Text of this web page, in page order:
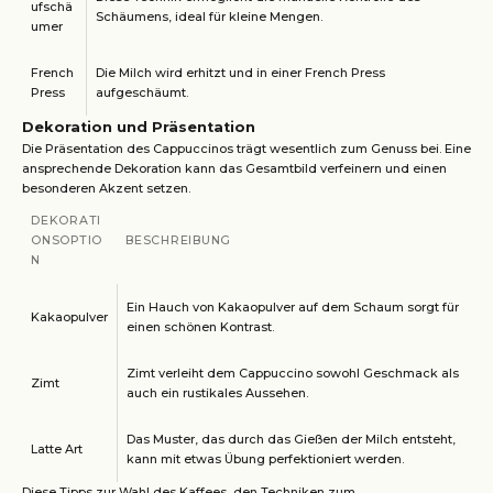
ufschä
umer
Schäumens, ideal für kleine Mengen.
French
Press
Die Milch wird erhitzt und in einer French Press
aufgeschäumt.
Dekoration und Präsentation
Die Präsentation des Cappuccinos trägt wesentlich zum Genuss bei. Eine
ansprechende Dekoration kann das Gesamtbild verfeinern und einen
besonderen Akzent setzen.
DEKORATI
ONSOPTIO
N
BESCHREIBUNG
Kakaopulver
Ein Hauch von Kakaopulver auf dem Schaum sorgt für
einen schönen Kontrast.
Zimt
Zimt verleiht dem Cappuccino sowohl Geschmack als
auch ein rustikales Aussehen.
Latte Art
Das Muster, das durch das Gießen der Milch entsteht,
kann mit etwas Übung perfektioniert werden.